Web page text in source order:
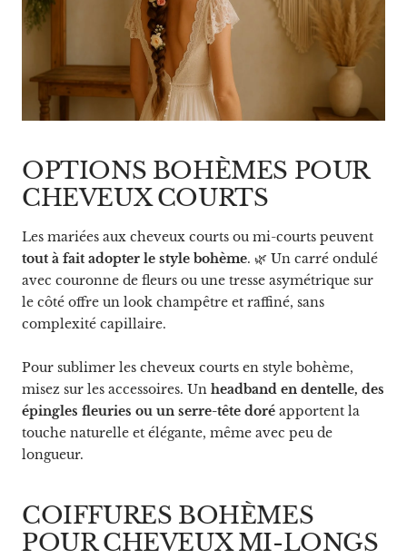
OPTIONS BOHÈMES POUR
CHEVEUX COURTS
Les mariées aux cheveux courts ou mi-courts peuvent
tout à fait adopter le style bohème. 🌿 Un carré ondulé
avec couronne de fleurs ou une tresse asymétrique sur
le côté offre un look champêtre et raffiné, sans
complexité capillaire.
Pour sublimer les cheveux courts en style bohème,
misez sur les accessoires. Un headband en dentelle, des
épingles fleuries ou un serre-tête doré apportent la
touche naturelle et élégante, même avec peu de
longueur.
COIFFURES BOHÈMES
POUR CHEVEUX MI-LONGS